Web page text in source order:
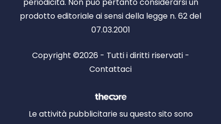
prodotto editoriale ai sensi della legge n. 62 del
07.03.2001
Copyright ©2026 - Tutti i diritti riservati -
Contattaci
Le attività pubblicitarie su questo sito sono